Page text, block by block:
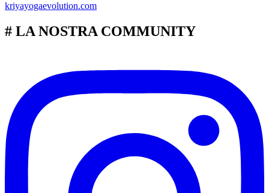
kriyayogaevolution.com
# LA NOSTRA COMMUNITY